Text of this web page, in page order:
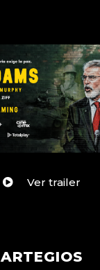
Ver trailer
ARTEGIOS